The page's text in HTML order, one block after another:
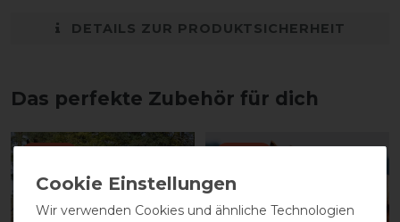
DETAILS ZUR PRODUKTSICHERHEIT
Das perfekte Zubehör für dich
Wir verwenden Cookies und ähnliche Technologien